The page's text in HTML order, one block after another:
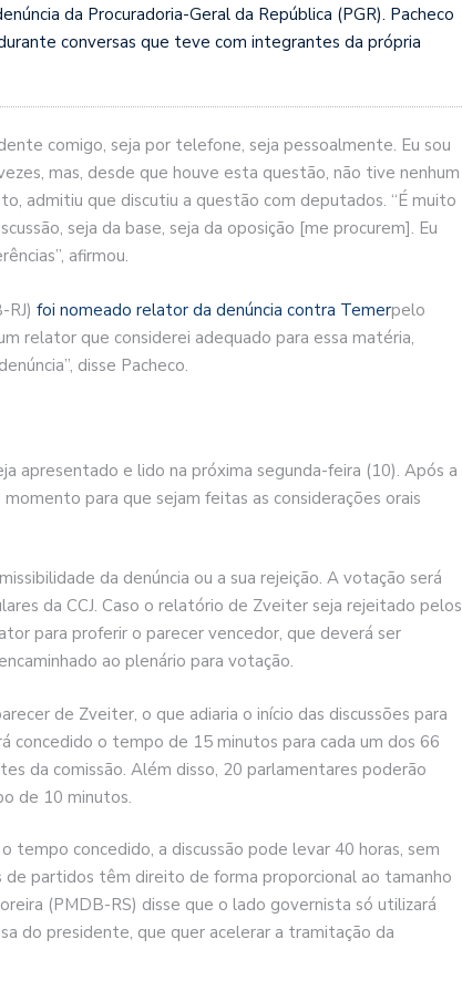
da Procuradoria-Geral da República (PGR). Pacheco
conversas que teve com integrantes da própria
comigo, seja por telefone, seja pessoalmente. Eu sou
mas, desde que houve esta questão, não tive nenhum
admitiu que discutiu a questão com deputados. “É muito
seja da base, seja da oposição [me procurem]. Eu
afirmou.
foi nomeado relator da denúncia contra Temerpelo
relator que considerei adequado para essa matéria,
disse Pacheco.
apresentado e lido na próxima segunda-feira (10). Após a
para que sejam feitas as considerações orais
da denúncia ou a sua rejeição. A votação será
da CCJ. Caso o relatório de Zveiter seja rejeitado pelos
para proferir o parecer vencedor, que deverá ser
ao plenário para votação.
de Zveiter, o que adiaria o início das discussões para
concedido o tempo de 15 minutos para cada um dos 66
da comissão. Além disso, 20 parlamentares poderão
de 10 minutos.
concedido, a discussão pode levar 40 horas, sem
partidos têm direito de forma proporcional ao tamanho
(PMDB-RS) disse que o lado governista só utilizará
do presidente, que quer acelerar a tramitação da